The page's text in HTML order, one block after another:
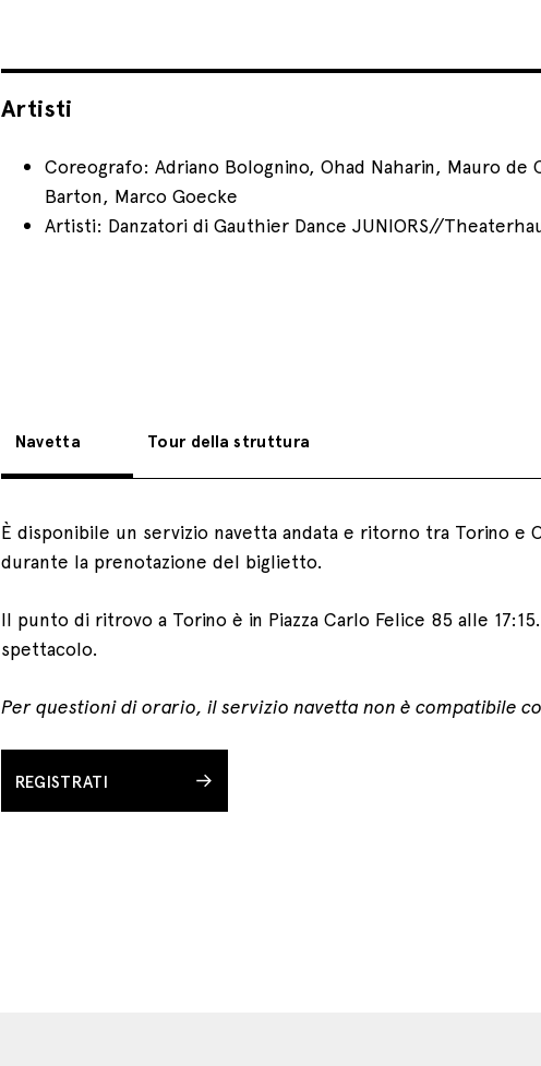
Artisti
Coreografo: Adriano Bolognino, Ohad Naharin, Mauro de
Barton, Marco Goecke
Artisti: Danzatori di Gauthier Dance JUNIORS//
Navetta Tour della struttura
È disponibile un servizio navetta andata e ritorno tra Torino e
durante la prenotazione del biglietto.
Il punto di ritrovo a Torino è in Piazza Carlo Felice 85 alle
spettacolo.
Per questioni di orario, il servizio navetta non è compatibile
REGISTRATI